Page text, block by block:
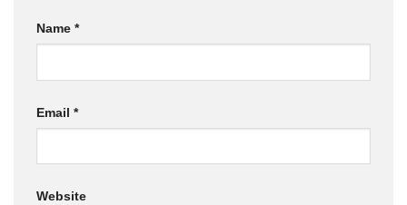
Name *
Email *
Website